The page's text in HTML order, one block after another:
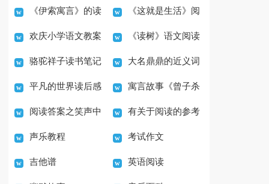
《伊索寓言》的读
后心得
《这就是生活》阅
读答案精选
欢庆小学语文教案 《读树》语文阅读
及答案
骆驼祥子读书笔记
400字（通用44篇）
大名鼎鼎的近义词
是什么
平凡的世界读后感
范文4篇
寓言故事《曾子杀
猪》读后感
阅读答案之笑声中
的雅俗之辨
有关于阅读的参考
答案
声乐教程 考试作文
吉他谱 英语阅读